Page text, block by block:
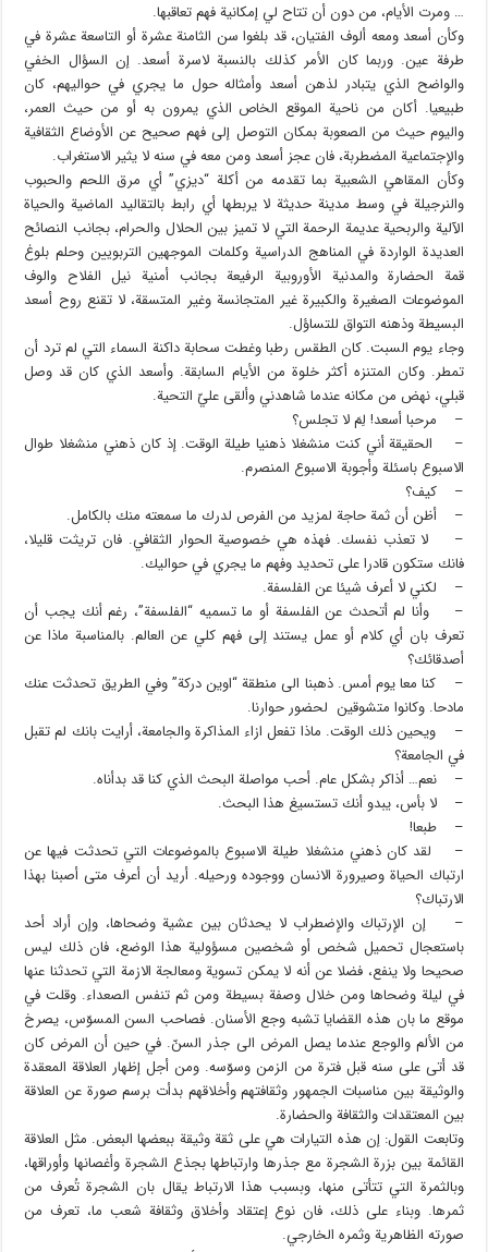
… ومرت الأيام، من دون أن تتاح لي إمكانية فهم تعاقبها.
وكأن أسعد ومعه ألوف الفتيان، قد بلغوا سن الثامنة عشرة أو التاسعة عشرة في
طرفة عين. وربما كان الأمر كذلك بالنسبة لاسرة أسعد. إن السؤال الخفي
والواضح الذي يتبادر لذهن أسعد وأمثاله حول ما يجري في حواليهم، كان
طبيعيا. أكان من ناحية الموقع الخاص الذي يمرون به أو من حيث العمر،
واليوم حيث من الصعوبة بمكان التوصل إلى فهم صحيح عن الأوضاع الثقافية
والإجتماعية المضطربة، فان عجز أسعد ومن معه في سنه لا يثير الاستغراب.
وكأن المقاهي الشعبية بما تقدمه من أكلة “ديزي” أي مرق اللحم والحبوب
والنرجيلة في وسط مدينة حديثة لا يربطها أي رابط بالتقاليد الماضية والحياة
الآلية والربحية عديمة الرحمة التي لا تميز بين الحلال والحرام، بجانب النصائح
العديدة الواردة في المناهج الدراسية وكلمات الموجهين التربويين وحلم بلوغ
قمة الحضارة والمدنية الأوروبية الرفيعة بجانب أمنية نيل الفلاح والوف
الموضوعات الصغيرة والكبيرة غير المتجانسة وغير المتسقة، لا تقنع روح أسعد
البسيطة وذهنه التواق للتساؤل.
وجاء يوم السبت. كان الطقس رطبا وغطت سحابة داكنة السماء التي لم ترد أن
تمطر. وكان المتنزه أكثر خلوة من الأيام السابقة. وأسعد الذي كان قد وصل
قبلي، نهض من مكانه عندما شاهدني وألقى عليّ التحية.
– مرحبا أسعد! لِمَ لا تجلس؟
– الحقيقة أني كنت منشغلا ذهنيا طيلة الوقت. إذ كان ذهني منشغلا طوال
الاسبوع باسئلة وأجوبة الاسبوع المنصرم.
– كيف؟
– أظن أن ثمة حاجة لمزيد من الفرص لدرك ما سمعته منك بالكامل.
– لا تعذب نفسك. فهذه هي خصوصية الحوار الثقافي. فان تريثت قليلا،
فانك ستكون قادرا على تحديد وفهم ما يجري في حواليك.
– لكني لا أعرف شيئا عن الفلسفة.
– وأنا لم أتحدث عن الفلسفة أو ما تسميه “الفلسفة”، رغم أنك يجب أن
تعرف بان أي كلام أو عمل يستند إلى فهم كلي عن العالم. بالمناسبة ماذا عن
أصدقائك؟
– كنا معا يوم أمس. ذهبنا الى منطقة “اوين دركة” وفي الطريق تحدثت عنك
مادحا. وكانوا متشوقين لحضور حوارنا.
– ويحين ذلك الوقت. ماذا تفعل ازاء المذاكرة والجامعة، أرايت بانك لم تقبل
في الجامعة؟
– نعم… أذاكر بشكل عام. أحب مواصلة البحث الذي كنا قد بدأناه.
– لا بأس، يبدو أنك تستسيغ هذا البحث.
– طبعا!
– لقد كان ذهني منشغلا طيلة الاسبوع بالموضوعات التي تحدثت فيها عن
ارتباك الحياة وصيرورة الانسان ووجوده ورحيله. أريد أن أعرف متى أصبنا بهذا
الارتباك؟
– إن الإرتباك والإضطراب لا يحدثان بين عشية وضحاها، وإن أراد أحد
باستعجال تحميل شخص أو شخصين مسؤولية هذا الوضع، فان ذلك ليس
صحيحا ولا ينفع، فضلا عن أنه لا يمكن تسوية ومعالجة الازمة التي تحدثنا عنها
في ليلة وضحاها ومن خلال وصفة بسيطة ومن ثم تنفس الصعداء. وقلت في
موقع ما بان هذه القضايا تشبه وجع الأسنان. فصاحب السن المسوّس، يصرخ
من الألم والوجع عندما يصل المرض الى جذر السنّ. في حين أن المرض كان
قد أتى على سنه قبل فترة من الزمن وسوّسه. ومن أجل إظهار العلاقة المعقدة
والوثيقة بين مناسبات الجمهور وثقافتهم وأخلاقهم بدأت برسم صورة عن العلاقة
بين المعتقدات والثقافة والحضارة.
وتابعت القول: إن هذه التيارات هي على ثقة وثيقة ببعضها البعض. مثل العلاقة
القائمة بين بزرة الشجرة مع جذرها وارتباطها بجذع الشجرة وأغصانها وأوراقها،
وبالثمرة التي تتأتى منها، وبسبب هذا الارتباط يقال بان الشجرة تُعرف من
ثمرها. وبناء على ذلك، فان نوع إعتقاد وأخلاق وثقافة شعب ما، تعرف من
صورته الظاهرية وثمره الخارجي.